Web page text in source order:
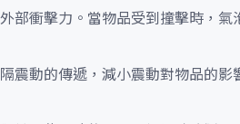
部衝擊力。當物品受到撞擊時，氣
震動的傳遞，減小震動對物品的影